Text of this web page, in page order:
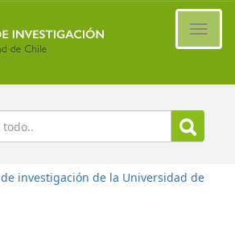
investigación de la Universidad de